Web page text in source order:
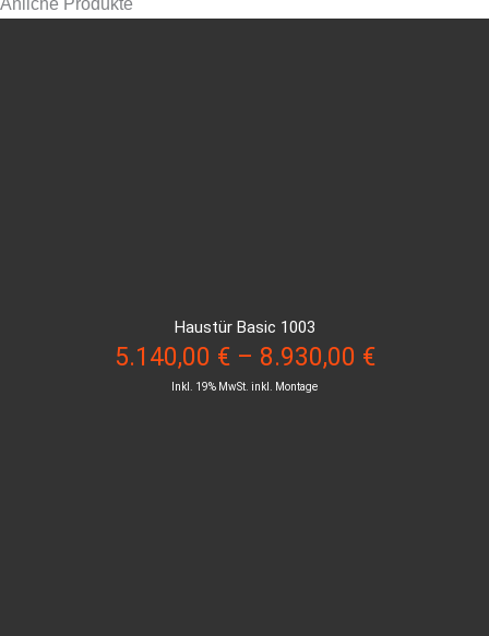
Haustür Basic 1003
5.140,00 €– 8.930,00 €
Inkl. 19% MwSt. inkl. Montage